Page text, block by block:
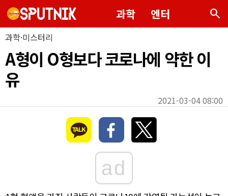
과학 엔터 search
과학·미스터리
A형이 O형보다 코로나에 약한 이
유
2021-03-04 08:00
ad